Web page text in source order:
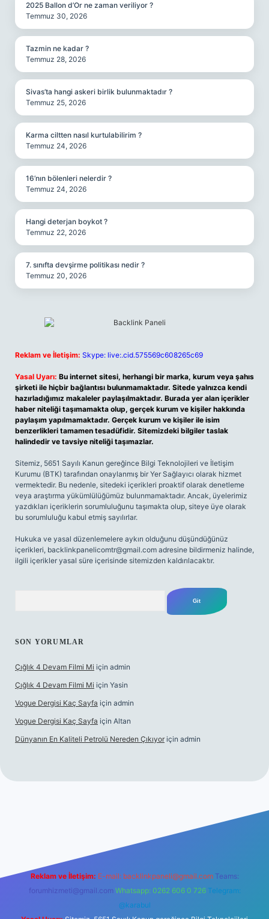
2025 Ballon d’Or ne zaman veriliyor ?
Temmuz 30, 2026
Tazmin ne kadar ?
Temmuz 28, 2026
Sivas’ta hangi askeri birlik bulunmaktadır ?
Temmuz 25, 2026
Karma ciltten nasıl kurtulabilirim ?
Temmuz 24, 2026
16’nın bölenleri nelerdir ?
Temmuz 24, 2026
Hangi deterjan boykot ?
Temmuz 22, 2026
7. sınıfta devşirme politikası nedir ?
Temmuz 20, 2026
Reklam ve İletişim: Skype: live:.cid.575569c608265c69
Yasal Uyarı: Bu internet sitesi, herhangi bir marka, kurum veya şahıs
şirketi ile hiçbir bağlantısı bulunmamaktadır. Sitede yalnızca kendi
hazırladığımız makaleler paylaşılmaktadır. Burada yer alan içerikler
haber niteliği taşımamakta olup, gerçek kurum ve kişiler hakkında
paylaşım yapılmamaktadır. Gerçek kurum ve kişiler ile isim
benzerlikleri tamamen tesadüfidir. Sitemizdeki bilgiler taslak
halindedir ve tavsiye niteliği taşımazlar.
Sitemiz, 5651 Sayılı Kanun gereğince Bilgi Teknolojileri ve İletişim
Kurumu (BTK) tarafından onaylanmış bir Yer Sağlayıcı olarak hizmet
vermektedir. Bu nedenle, sitedeki içerikleri proaktif olarak denetleme
veya araştırma yükümlülüğümüz bulunmamaktadır. Ancak, üyelerimiz
yazdıkları içeriklerin sorumluluğunu taşımakta olup, siteye üye olarak
bu sorumluluğu kabul etmiş sayılırlar.
Hukuka ve yasal düzenlemelere aykırı olduğunu düşündüğünüz
içerikleri, backlinkpanelicomtr@gmail.com adresine bildirmeniz halinde,
ilgili içerikler yasal süre içerisinde sitemizden kaldırılacaktır.
SON YORUMLAR
Çığlık 4 Devam Filmi Mi için admin
Çığlık 4 Devam Filmi Mi için Yasin
Vogue Dergisi Kaç Sayfa için admin
Vogue Dergisi Kaç Sayfa için Altan
Dünyanın En Kaliteli Petrolü Nereden Çıkıyor için admin
Reklam ve İletişim: E-mail: backlinkpaneli@gmail.com Teams:
forumhizmeti@gmail.com Whatsapp: 0262 606 0 726 Telegram:
@karabul